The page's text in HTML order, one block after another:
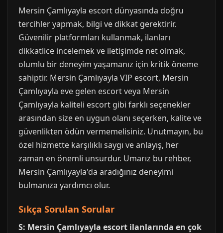
Mersin Çamlıyayla escort dünyasında doğru
tercihler yapmak, bilgi ve dikkat gerektirir.
Güvenilir platformları kullanmak, ilanları
dikkatlice incelemek ve iletişimde net olmak,
olumlu bir deneyim yaşamanız için kritik öneme
sahiptir. Mersin Çamlıyayla VIP escort, Mersin
Çamlıyayla eve gelen escort veya Mersin
Çamlıyayla kaliteli escort gibi farklı seçenekler
arasından size en uygun olanı seçerken, kalite ve
güvenlikten ödün vermemelisiniz. Unutmayın, bu
özel hizmette karşılıklı saygı ve anlayış, her
zaman en önemli unsurdur. Umarız bu rehber,
Mersin Çamlıyayla'da aradığınız deneyimi
bulmanıza yardımcı olur.
Sıkça Sorulan Sorular
S: Mersin Çamlıyayla escort ilanlarında en çok